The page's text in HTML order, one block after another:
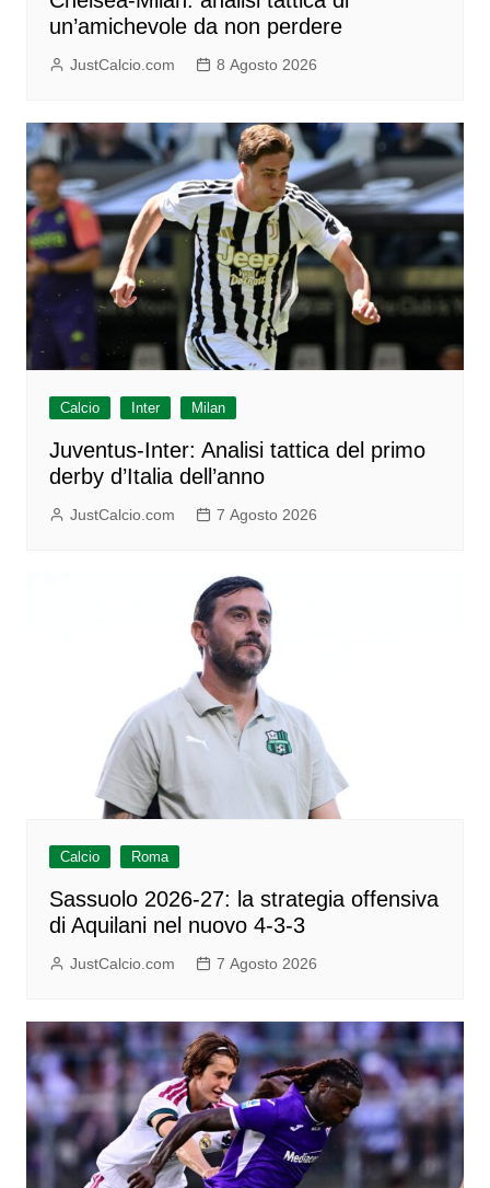
un’amichevole da non perdere
JustCalcio.com 8 Agosto 2026
Calcio Inter Milan
Juventus-Inter: Analisi tattica del primo
derby d’Italia dell’anno
JustCalcio.com 7 Agosto 2026
Calcio Roma
Sassuolo 2026-27: la strategia offensiva
di Aquilani nel nuovo 4-3-3
JustCalcio.com 7 Agosto 2026